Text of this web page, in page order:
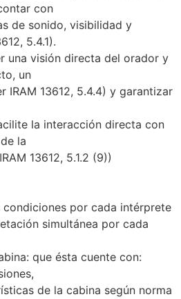
con
de sonido, visibilidad y
5.4.1).
una visión directa del orador y
un
IRAM 13612, 5.4.4) y garantizar
la interacción directa con
la
13612, 5.1.2 (9))
condiciones por cada intérprete
simultánea por cada
que ésta cuente con:
de la cabina según norma